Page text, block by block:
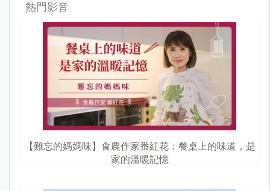
熱門影音
【難忘的媽媽味】食農作家番紅花：餐桌上的味道，是
家的溫暖記憶